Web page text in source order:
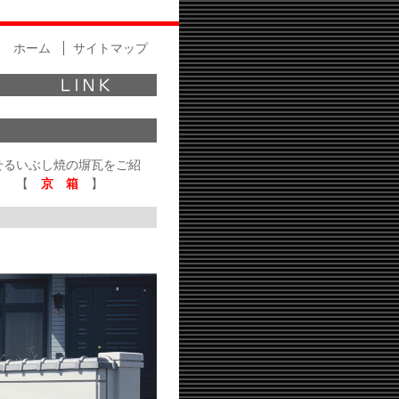
ホーム サイトマップ
いぶし焼の塀瓦をご紹
【 京 箱 】